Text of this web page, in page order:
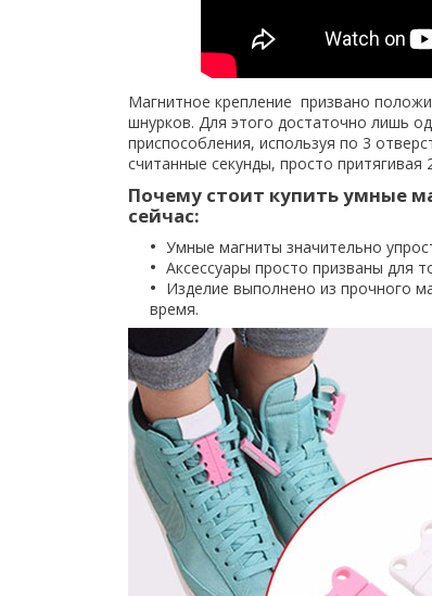
Магнитное крепление призвано
шнурков. Для этого достаточно лишь
приспособления, используя по 3
считанные секунды, просто притягивая
Почему стоит купить умные
сейчас:
Умные магниты значительно
Аксессуары просто призваны для
Изделие выполнено из прочного
время.